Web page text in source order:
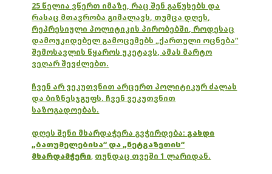
25 წელია ვწერთ იმაზე, რაც შენ გაწუხებს და
რასაც მთავრობა გიმალავს, თუმცა დღეს,
რეპრესიული პოლიტიკის პირობებში, როდესაც
დამოუკიდებელ გამოცემებს „ქართული ოცნება“
შემოსავლის წყაროს უკეტავს, ამას მარტო
ვეღარ შევძლებთ.
ჩვენ არ ვეკუთვნით არცერთ პოლიტიკურ ძალას
და ბიზნესჯგუფს. ჩვენ ვეკუთვნით
საზოგადოებას.
დღეს შენი მხარდაჭერა გვჭირდება: გახდი
„ბათუმელებისა“ და „ნეტგაზეთის“
მხარდამჭერი, თუნდაც თვეში 1 ლარიდან.